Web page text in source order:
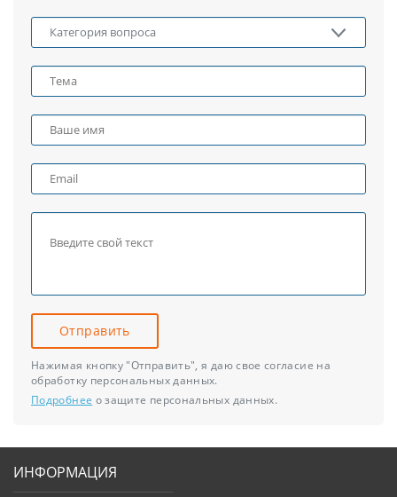
Отправить
Нажимая кнопку "Отправить", я даю свое согласие на
обработку персональных данных.
Подробнее о защите персональных данных.
ИНФОРМАЦИЯ